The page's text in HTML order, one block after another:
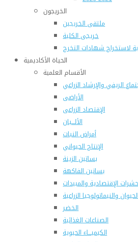
الخريجون
ملتقى الخريجين
خريجى الكلية
لاستخراج شهادات التخرج
الحياة الأكاديمية
الأقسام العلمية
الريفي والإرشاد الزراعي
الأراضى
الإقتصاد الزراعى
الألـــبان
أمراض النبات
الإنتاج الحيواني
بساتين الزينة
بساتين الفاكهة
الإقتصادية والمبيدات
والنيماتولوجيا الزراعية
الخضر
الصناعات الغذائية
الكيميـــاء الحيوية